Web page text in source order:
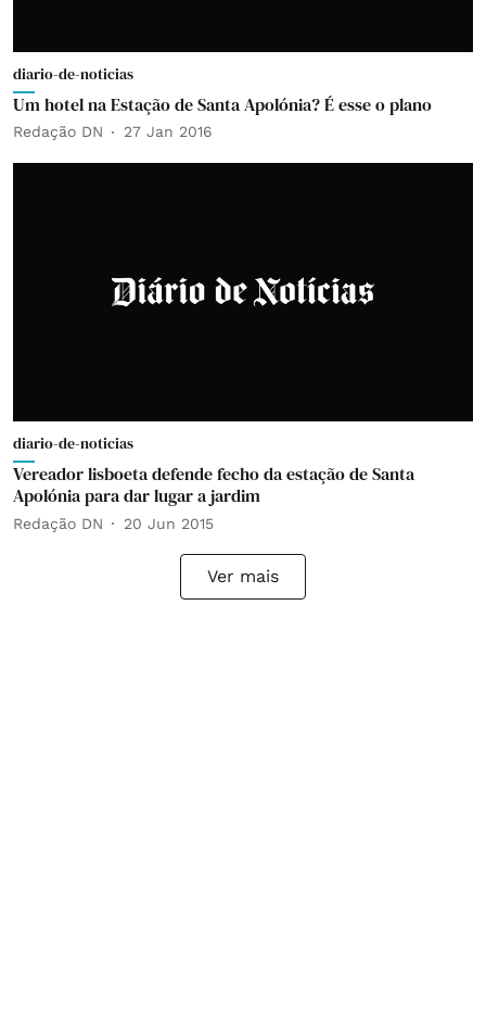
diario-de-noticias
Um hotel na Estação de Santa Apolónia? É esse o plano
Redação DN 27 Jan 2016
diario-de-noticias
Vereador lisboeta defende fecho da estação de Santa
Apolónia para dar lugar a jardim
Redação DN 20 Jun 2015
Ver mais